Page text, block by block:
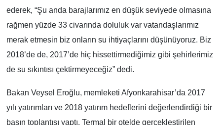
ederek, “Şu anda barajlarımız en düşük seviyede olmasına
rağmen yüzde 33 civarında doluluk var vatandaşlarımız
merak etmesin biz onların su ihtiyaçlarını düşünüyoruz. Biz
2018’de de, 2017’de hiç hissettirmediğimiz gibi şehirlerimiz
de su sıkıntısı çektirmeyeceğiz” dedi.
Bakan Veysel Eroğlu, memleketi Afyonkarahisar’da 2017
yılı yatırımları ve 2018 yatırım hedeflerini değerlendirdiği bir
basın toplantısı yaptı. Termal bir otelde gerçekleştirilen